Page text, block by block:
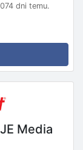
dni temu.
Media